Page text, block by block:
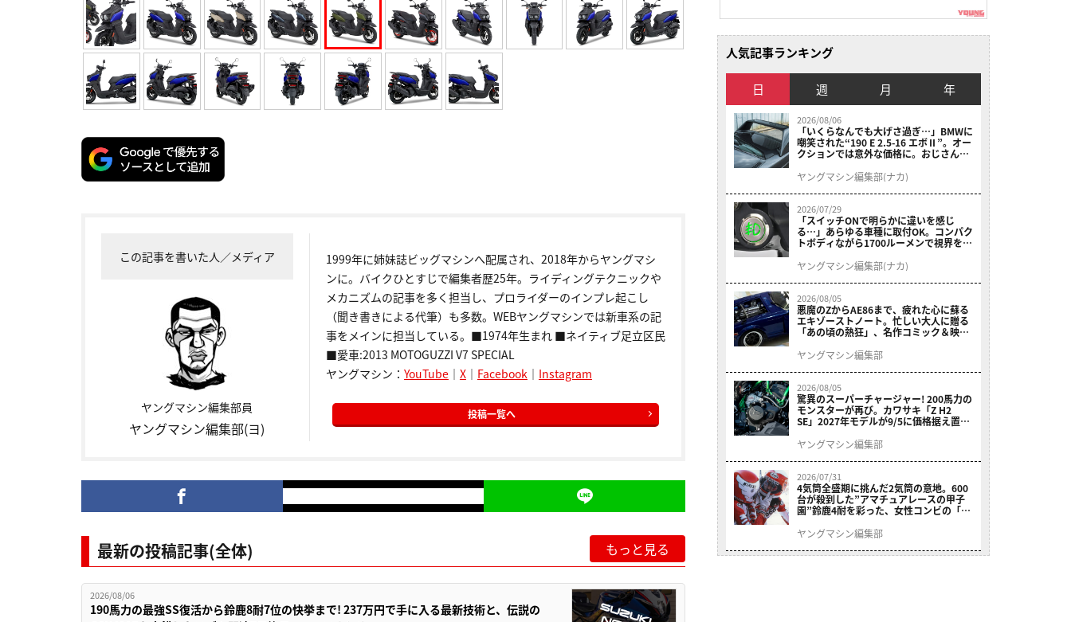
この記事を書いた人／メディア
ヤングマシン編集部員
ヤングマシン編集部(ヨ)
1999年に姉妹誌ビッグマシンへ配属され、2018年からヤングマシ
ンに。バイクひとすじで編集者歴25年。ライディングテクニックや
メカニズムの記事を多く担当し、プロライダーのインプレ起こし
（聞き書きによる代筆）も多数。WEBヤングマシンでは新車系の記
事をメインに担当している。■1974年生まれ ■ネイティブ足立区民
■愛車:2013 MOTOGUZZI V7 SPECIAL
ヤングマシン： YouTube｜ X｜ Facebook｜ Instagram
投稿一覧へ
最新の投稿記事(全体) もっと見る
2026/08/06
190馬力の最強SS復活から鈴鹿8耐7位の快挙まで! 237万円で手に入る最新技術と、伝説の
人気記事ランキング
日 週 月 年
2026/08/06
「いくらなんでも大げさ過ぎ…」BMWに
嘲笑された“190 E 2.5-16 エボⅡ”。オー
クションでは意外な価格に。おじさん達
ヤングマシン編集部(ナカ)
2026/07/29
「スイッチONで明らかに違いを感じ
る…」あらゆる車種に取付OK。コンパク
トボディながら1700ルーメンで視界を確
ニット プレシャスレイ スモール］
ヤングマシン編集部(ナカ)
2026/08/05
悪魔のZからAE86まで、疲れた心に蘇る
エキゾーストノート。忙しい大人に贈る
「あの頃の熱狂」、名作コミック＆映画
結！
ヤングマシン編集部
2026/08/05
驚異のスーパーチャージャー! 200馬力の
モンスターが再び。カワサキ「Z H2
SE」2027年モデルが9/5に価格据え置き
ヤングマシン編集部
2026/07/31
4気筒全盛期に挑んだ2気筒の意地。600
台が殺到した”アマチュアレースの甲子
園”鈴鹿4耐を彩った、女性コンビの「ス
ヤングマシン編集部